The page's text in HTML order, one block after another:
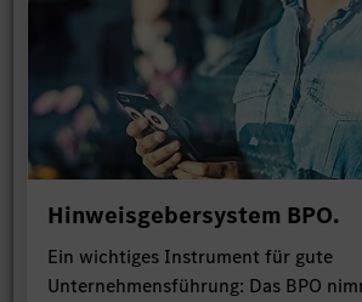
Hinweisgebersystem BPO.
Ein wichtiges Instrument für gute
Unternehmensführung: Das BPO